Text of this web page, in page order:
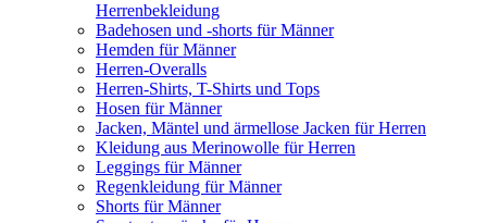
Herrenbekleidung
Badehosen und -shorts für Männer
Hemden für Männer
Herren-Overalls
Herren-Shirts, T-Shirts und Tops
Hosen für Männer
Jacken, Mäntel und ärmellose Jacken für Herren
Kleidung aus Merinowolle für Herren
Leggings für Männer
Regenkleidung für Männer
Shorts für Männer